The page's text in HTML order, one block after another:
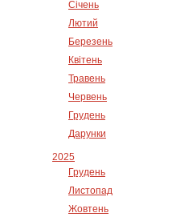
Січень
Лютий
Березень
Квітень
Травень
Червень
Грудень
Дарунки
2025
Грудень
Листопад
Жовтень